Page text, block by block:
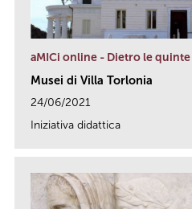
aMICi online - Dietro le quinte
Musei di Villa Torlonia
24/06/2021
Iniziativa didattica